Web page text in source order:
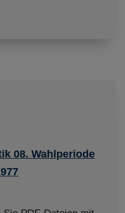
08. Wahlperiode